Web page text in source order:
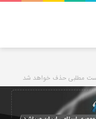
مطلبی حذف خواهد شد